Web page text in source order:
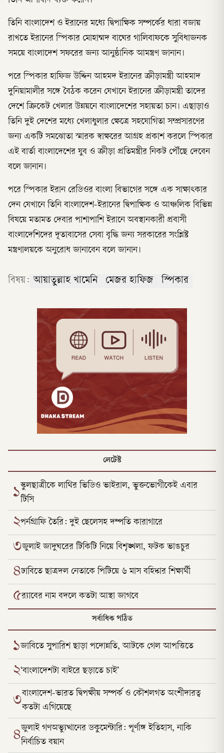
তিনি বাংলাদেশ ও ইরানের মধ্যে দ্বিপাক্ষিক সম্পর্কের ধারা বজায়
রাখতে ইরানের স্পিকার মোহাম্মদ বাঘের গালিবাফকে সুবিধাজনক
সময়ে বাংলাদেশ সফরের জন্য আনুষ্ঠানিক আমন্ত্রণ জানান।
পরে স্পিকার হাফিজ উদ্দিন আহমদ ইরানের ক্রীড়ামন্ত্রী আহমাদ
দুনিয়ামালীর সঙ্গে বৈঠক করেন যেখানে ইরানের ক্রীড়ামন্ত্রী তাদের
দেশে ক্রিকেট খেলার উন্নয়নে বাংলাদেশের সহায়তা চান। এছাড়াও
তিনি দুই দেশের মধ্যে খেলাধুলার ক্ষেত্রে সহযোগিতা সম্প্রসারণের
জন্য একটি সমঝোতা স্মারক স্বাক্ষরের আগ্রহ প্রকাশ করলে স্পিকার
এই বার্তা বাংলাদেশের যুব ও ক্রীড়া প্রতিমন্ত্রীর নিকট পৌঁছে দেবেন
বলে জানান।
পরে স্পিকার ইরান রেডিওর বাংলা বিভাগের সঙ্গে এক সাক্ষাৎকার
দেন যেখানে তিনি বাংলাদেশ-ইরানের দ্বিপাক্ষিক ও আঞ্চলিক বিভিন্ন
বিষয়ে মতামত দেবার পাশাপাশি ইরানে অবস্থানকারী প্রবাসী
বাংলাদেশিদের দূতাবাসের সেবা বৃদ্ধি জন্য সরকারের সংশ্লিষ্ট
মন্ত্রণালয়কে অনুরোধ জানাবেন বলে জানান।
বিষয়: আয়াতুল্লাহ খামেনি মেজর হাফিজ স্পিকার
লেটেস্ট
১স্কুলছাত্রীকে লাথির ভিডিও ভাইরাল, ভুক্তভোগীকেই এবার
টিসি
২পর্নগ্রাফি তৈরি: দুই ছেলেসহ দম্পতি কারাগারে
৩জুলাই জাদুঘরের টিকিটি নিয়ে বিশৃঙ্খলা, ফটক ভাঙচুর
৪ঢাবিতে ছাত্রদল নেতাকে পিটিয়ে ৬ মাস বহিষ্কার শিক্ষার্থী
৫র‌্যাবের নাম বদলে কতটা আস্থা জাগবে
সর্বাধিক পঠিত
১জাবিতে সুপারিশ ছাড়া পদোন্নতি, আটকে গেল আপত্তিতে
২‘বাংলাদেশটা বাইরে ছড়াতে চাই’
৩বাংলাদেশ-ভারত দ্বিপক্ষীয় সম্পর্ক ও কৌশলগত অংশীদারত্ব
কতটা এগিয়েছে
৪জুলাই গণঅভ্যুত্থানের ডকুমেন্টারি: পূর্ণাঙ্গ ইতিহাস, নাকি
নির্বাচিত বয়ান